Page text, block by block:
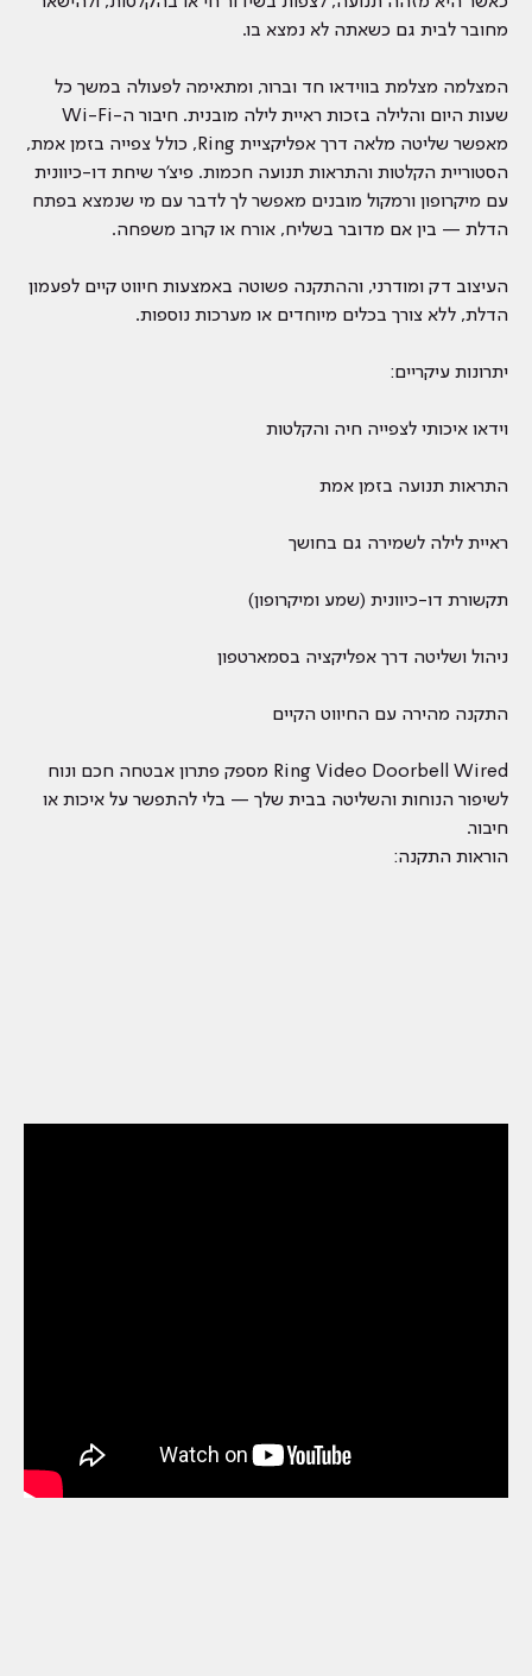
מחובר לבית גם כשאתה לא נמצא בו.
המצלמה מצלמת בווידאו חד וברור, ומתאימה לפעולה במשך כל
שעות היום והלילה בזכות ראיית לילה מובנית. חיבור ה-Wi-Fi
מאפשר שליטה מלאה דרך אפליקציית Ring, כולל צפייה בזמן אמת,
הסטוריית הקלטות והתראות תנועה חכמות. פיצ’ר שיחת דו-כיוונית
עם מיקרופון ורמקול מובנים מאפשר לך לדבר עם מי שנמצא בפתח
הדלת — בין אם מדובר בשליח, אורח או קרוב משפחה.
העיצוב דק ומודרני, וההתקנה פשוטה באמצעות חיווט קיים לפעמון
הדלת, ללא צורך בכלים מיוחדים או מערכות נוספות.
יתרונות עיקריים:
וידאו איכותי לצפייה חיה והקלטות
התראות תנועה בזמן אמת
ראיית לילה לשמירה גם בחושך
תקשורת דו-כיוונית (שמע ומיקרופון)
ניהול ושליטה דרך אפליקציה בסמארטפון
התקנה מהירה עם החיווט הקיים
Ring Video Doorbell Wired מספק פתרון אבטחה חכם ונוח
לשיפור הנוחות והשליטה בבית שלך — בלי להתפשר על איכות או
חיבור.
הוראות התקנה: